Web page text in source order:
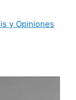
y Opiniones